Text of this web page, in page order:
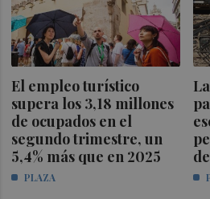
El empleo turístico
supera los 3,18 millones
de ocupados en el
segundo trimestre, un
5,4% más que en 2025
PLAZA